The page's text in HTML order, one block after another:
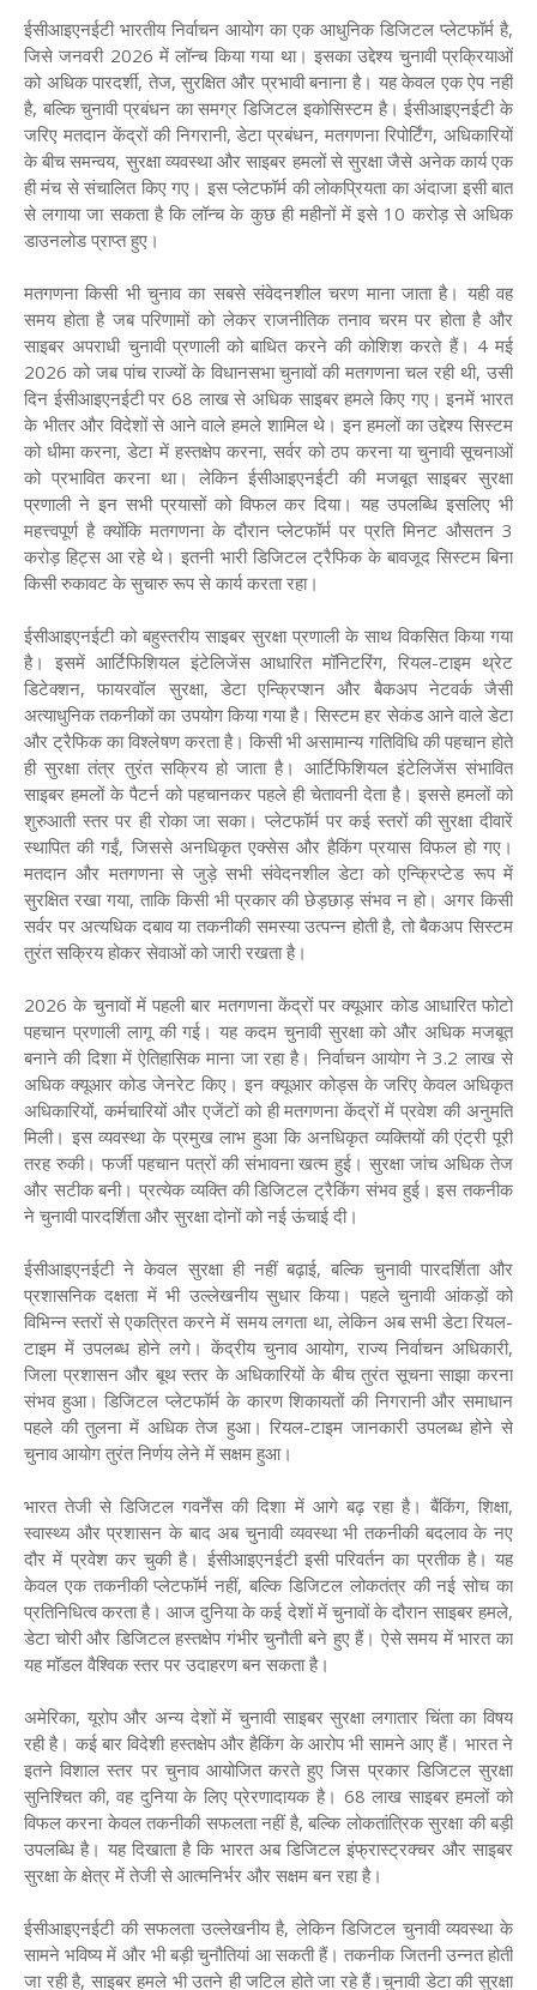
ईसीआइएनईटी भारतीय निर्वाचन आयोग का एक आधुनिक डिजिटल प्लेटफॉर्म है,
जिसे जनवरी 2026 में लॉन्च किया गया था। इसका उद्देश्य चुनावी प्रक्रियाओं
को अधिक पारदर्शी, तेज, सुरक्षित और प्रभावी बनाना है। यह केवल एक ऐप नहीं
है, बल्कि चुनावी प्रबंधन का समग्र डिजिटल इकोसिस्टम है। ईसीआइएनईटी के
जरिए मतदान केंद्रों की निगरानी, डेटा प्रबंधन, मतगणना रिपोर्टिंग, अधिकारियों
के बीच समन्वय, सुरक्षा व्यवस्था और साइबर हमलों से सुरक्षा जैसे अनेक कार्य एक
ही मंच से संचालित किए गए। इस प्लेटफॉर्म की लोकप्रियता का अंदाजा इसी बात
से लगाया जा सकता है कि लॉन्च के कुछ ही महीनों में इसे 10 करोड़ से अधिक
डाउनलोड प्राप्त हुए।
मतगणना किसी भी चुनाव का सबसे संवेदनशील चरण माना जाता है। यही वह
समय होता है जब परिणामों को लेकर राजनीतिक तनाव चरम पर होता है और
साइबर अपराधी चुनावी प्रणाली को बाधित करने की कोशिश करते हैं। 4 मई
2026 को जब पांच राज्यों के विधानसभा चुनावों की मतगणना चल रही थी, उसी
दिन ईसीआइएनईटी पर 68 लाख से अधिक साइबर हमले किए गए। इनमें भारत
के भीतर और विदेशों से आने वाले हमले शामिल थे। इन हमलों का उद्देश्य सिस्टम
को धीमा करना, डेटा में हस्तक्षेप करना, सर्वर को ठप करना या चुनावी सूचनाओं
को प्रभावित करना था। लेकिन ईसीआइएनईटी की मजबूत साइबर सुरक्षा
प्रणाली ने इन सभी प्रयासों को विफल कर दिया। यह उपलब्धि इसलिए भी
महत्त्वपूर्ण है क्योंकि मतगणना के दौरान प्लेटफॉर्म पर प्रति मिनट औसतन 3
करोड़ हिट्स आ रहे थे। इतनी भारी डिजिटल ट्रैफिक के बावजूद सिस्टम बिना
किसी रुकावट के सुचारु रूप से कार्य करता रहा।
ईसीआइएनईटी को बहुस्तरीय साइबर सुरक्षा प्रणाली के साथ विकसित किया गया
है। इसमें आर्टिफिशियल इंटेलिजेंस आधारित मॉनिटरिंग, रियल-टाइम थ्रेट
डिटेक्शन, फायरवॉल सुरक्षा, डेटा एन्क्रिप्शन और बैकअप नेटवर्क जैसी
अत्याधुनिक तकनीकों का उपयोग किया गया है। सिस्टम हर सेकंड आने वाले डेटा
और ट्रैफिक का विश्लेषण करता है। किसी भी असामान्य गतिविधि की पहचान होते
ही सुरक्षा तंत्र तुरंत सक्रिय हो जाता है। आर्टिफिशियल इंटेलिजेंस संभावित
साइबर हमलों के पैटर्न को पहचानकर पहले ही चेतावनी देता है। इससे हमलों को
शुरुआती स्तर पर ही रोका जा सका। प्लेटफॉर्म पर कई स्तरों की सुरक्षा दीवारें
स्थापित की गईं, जिससे अनधिकृत एक्सेस और हैकिंग प्रयास विफल हो गए।
मतदान और मतगणना से जुड़े सभी संवेदनशील डेटा को एन्क्रिप्टेड रूप में
सुरक्षित रखा गया, ताकि किसी भी प्रकार की छेड़छाड़ संभव न हो। अगर किसी
सर्वर पर अत्यधिक दबाव या तकनीकी समस्या उत्पन्न होती है, तो बैकअप सिस्टम
तुरंत सक्रिय होकर सेवाओं को जारी रखता है।
2026 के चुनावों में पहली बार मतगणना केंद्रों पर क्यूआर कोड आधारित फोटो
पहचान प्रणाली लागू की गई। यह कदम चुनावी सुरक्षा को और अधिक मजबूत
बनाने की दिशा में ऐतिहासिक माना जा रहा है। निर्वाचन आयोग ने 3.2 लाख से
अधिक क्यूआर कोड जेनरेट किए। इन क्यूआर कोड्स के जरिए केवल अधिकृत
अधिकारियों, कर्मचारियों और एजेंटों को ही मतगणना केंद्रों में प्रवेश की अनुमति
मिली। इस व्यवस्था के प्रमुख लाभ हुआ कि अनधिकृत व्यक्तियों की एंट्री पूरी
तरह रुकी। फर्जी पहचान पत्रों की संभावना खत्म हुई। सुरक्षा जांच अधिक तेज
और सटीक बनी। प्रत्येक व्यक्ति की डिजिटल ट्रैकिंग संभव हुई। इस तकनीक
ने चुनावी पारदर्शिता और सुरक्षा दोनों को नई ऊंचाई दी।
ईसीआइएनईटी ने केवल सुरक्षा ही नहीं बढ़ाई, बल्कि चुनावी पारदर्शिता और
प्रशासनिक दक्षता में भी उल्लेखनीय सुधार किया। पहले चुनावी आंकड़ों को
विभिन्न स्तरों से एकत्रित करने में समय लगता था, लेकिन अब सभी डेटा रियल-
टाइम में उपलब्ध होने लगे। केंद्रीय चुनाव आयोग, राज्य निर्वाचन अधिकारी,
जिला प्रशासन और बूथ स्तर के अधिकारियों के बीच तुरंत सूचना साझा करना
संभव हुआ। डिजिटल प्लेटफॉर्म के कारण शिकायतों की निगरानी और समाधान
पहले की तुलना में अधिक तेज हुआ। रियल-टाइम जानकारी उपलब्ध होने से
चुनाव आयोग तुरंत निर्णय लेने में सक्षम हुआ।
भारत तेजी से डिजिटल गवर्नेंस की दिशा में आगे बढ़ रहा है। बैंकिंग, शिक्षा,
स्वास्थ्य और प्रशासन के बाद अब चुनावी व्यवस्था भी तकनीकी बदलाव के नए
दौर में प्रवेश कर चुकी है। ईसीआइएनईटी इसी परिवर्तन का प्रतीक है। यह
केवल एक तकनीकी प्लेटफॉर्म नहीं, बल्कि डिजिटल लोकतंत्र की नई सोच का
प्रतिनिधित्व करता है। आज दुनिया के कई देशों में चुनावों के दौरान साइबर हमले,
डेटा चोरी और डिजिटल हस्तक्षेप गंभीर चुनौती बने हुए हैं। ऐसे समय में भारत का
यह मॉडल वैश्विक स्तर पर उदाहरण बन सकता है।
अमेरिका, यूरोप और अन्य देशों में चुनावी साइबर सुरक्षा लगातार चिंता का विषय
रही है। कई बार विदेशी हस्तक्षेप और हैकिंग के आरोप भी सामने आए हैं। भारत ने
इतने विशाल स्तर पर चुनाव आयोजित करते हुए जिस प्रकार डिजिटल सुरक्षा
सुनिश्चित की, वह दुनिया के लिए प्रेरणादायक है। 68 लाख साइबर हमलों को
विफल करना केवल तकनीकी सफलता नहीं है, बल्कि लोकतांत्रिक सुरक्षा की बड़ी
उपलब्धि है। यह दिखाता है कि भारत अब डिजिटल इंफ्रास्ट्रक्चर और साइबर
सुरक्षा के क्षेत्र में तेजी से आत्मनिर्भर और सक्षम बन रहा है।
ईसीआइएनईटी की सफलता उल्लेखनीय है, लेकिन डिजिटल चुनावी व्यवस्था के
सामने भविष्य में और भी बड़ी चुनौतियां आ सकती हैं। तकनीक जितनी उन्नत होती
जा रही है, साइबर हमले भी उतने ही जटिल होते जा रहे हैं।चुनावी डेटा की सुरक्षा